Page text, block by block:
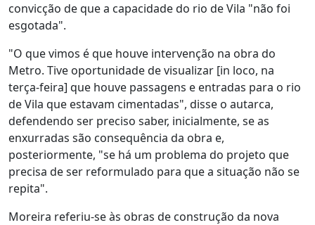
convicção de que a capacidade do rio de Vila "não foi
esgotada".
"O que vimos é que houve intervenção na obra do
Metro. Tive oportunidade de visualizar [in loco, na
terça-feira] que houve passagens e entradas para o rio
de Vila que estavam cimentadas", disse o autarca,
defendendo ser preciso saber, inicialmente, se as
enxurradas são consequência da obra e,
posteriormente, "se há um problema do projeto que
precisa de ser reformulado para que a situação não se
repita".
Moreira referiu-se às obras de construção da nova